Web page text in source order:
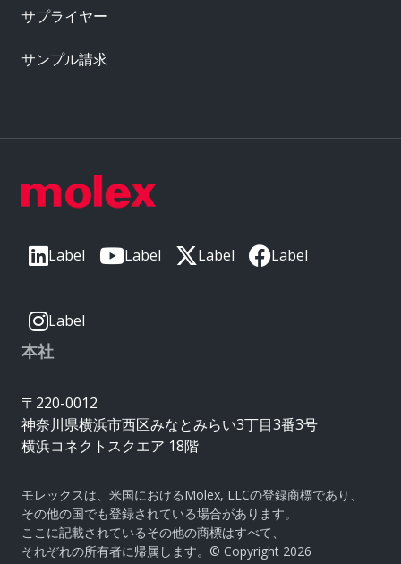
Label Label Label Label
Label
本社
〒220-0012
神奈川県横浜市西区みなとみらい3丁目3番3号
横浜コネクトスクエア 18階
モレックスは、米国におけるMolex, LLCの登録商標であり、
その他の国でも登録されている場合があります。
ここに記載されているその他の商標はすべて、
それぞれの所有者に帰属します。© Copyright 2026
サプライヤー
サンプル請求